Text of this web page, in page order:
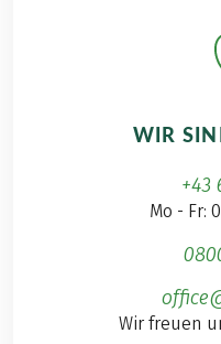
WIR
+43
Mo - Fr:
Wir freuen